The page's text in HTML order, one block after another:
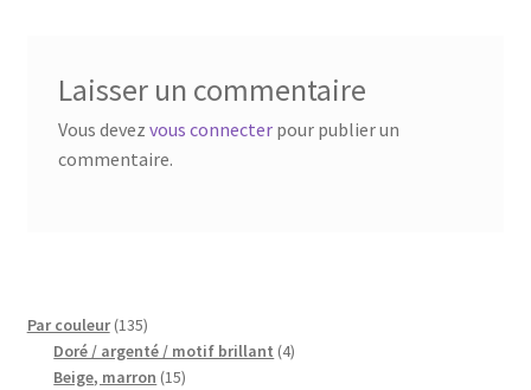
Qui suis je ?
CGV
Laisser un commentaire
Vous devez vous connecterpour publier un
commentaire.
Par couleur 135135
produits
Doré / argenté / motif brillant 44
Beige, marron 1515